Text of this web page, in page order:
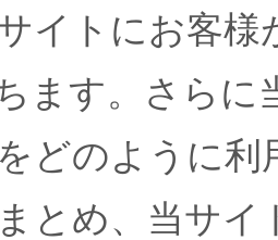
イトにお客
ます。さらに
どのように
とめ、当サイ